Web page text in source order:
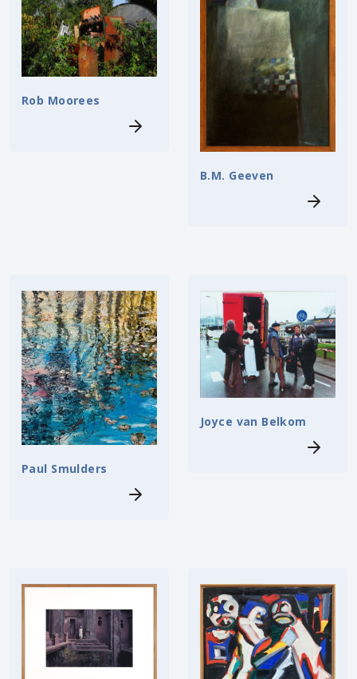
Rob Moorees
B.M. Geeven
Paul Smulders
Joyce van Belkom